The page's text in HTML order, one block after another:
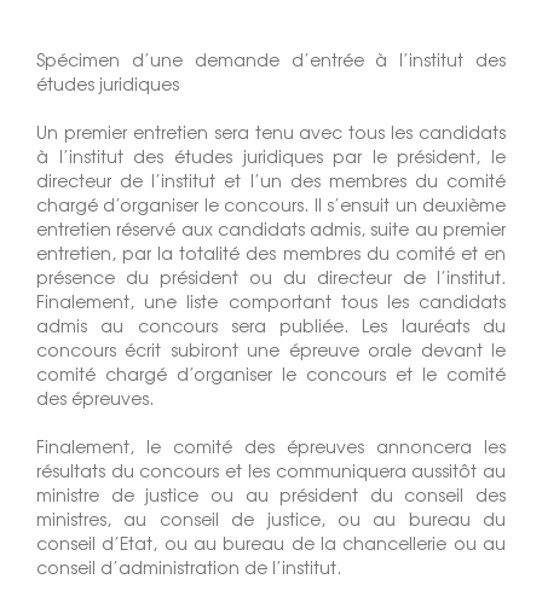
Spécimen d’une demande d’entrée à l’institut des
études juridiques
Un premier entretien sera tenu avec tous les candidats
à l’institut des études juridiques par le président, le
directeur de l’institut et l’un des membres du comité
chargé d’organiser le concours. Il s’ensuit un deuxième
entretien réservé aux candidats admis, suite au premier
entretien, par la totalité des membres du comité et en
présence du président ou du directeur de l’institut.
Finalement, une liste comportant tous les candidats
admis au concours sera publiée. Les lauréats du
concours écrit subiront une épreuve orale devant le
comité chargé d’organiser le concours et le comité
des épreuves.
Finalement, le comité des épreuves annoncera les
résultats du concours et les communiquera aussitôt au
ministre de justice ou au président du conseil des
ministres, au conseil de justice, ou au bureau du
conseil d’Etat, ou au bureau de la chancellerie ou au
conseil d’administration de l’institut.